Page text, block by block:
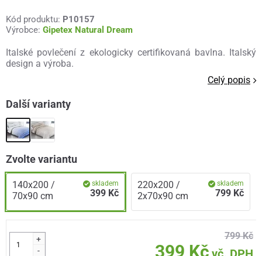
Kód produktu: P10157
Výrobce: Gipetex Natural Dream
Italské povlečení z ekologicky certifikovaná bavlna. Italský
design a výroba.
Celý popis
Další varianty
Zvolte variantu
140x200 /
70x90 cm
skladem
399 Kč
220x200 /
2x70x90 cm
skladem
799 Kč
+
-
799 Kč
399 Kč